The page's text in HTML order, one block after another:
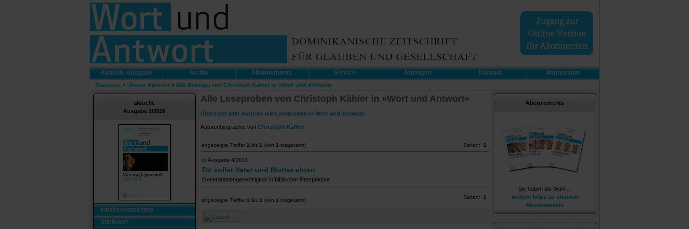
Aktuelle Ausgabe Archiv Abonnements Service Anzeigen Kontakt Impressum
Startseite» Unsere Autoren » Alle Beiträge von Christoph Kähler in »Wort und Antwort«
aktuelle
Ausgabe 2/2026
Inhaltsverzeichnis
Stichwort
Alle Leseproben von Christoph Kähler in »Wort und Antwort«
Übersicht aller Autoren mit Leseproben in Wort und Antwort.
Autorenbiographie von Christoph Kähler.
angezeigte Treffer 1 bis 1 (von 1 insgesamt) Seiten: 1
In Ausgabe 4/2011
Du sollst Vater und Mutter ehren
Generationengerechtigkeit in biblischer Perspektive
angezeigte Treffer 1 bis 1 (von 1 insgesamt)
Seiten: 1
Abonnements
Sie haben die Wahl ...
weitere Infos zu unseren
Abonnements